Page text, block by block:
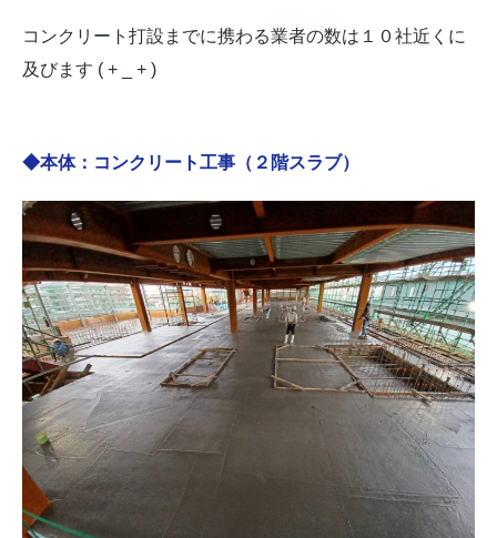
コンクリート打設までに携わる業者の数は１０社近くに
及びます ( + _ + )
◆本体：コンクリート工事（２階スラブ）